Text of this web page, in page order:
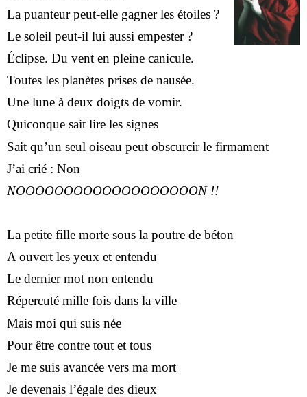
La puanteur peut-elle gagner les étoiles ?
Le soleil peut-il lui aussi empester ?
Éclipse. Du vent en pleine canicule.
Toutes les planètes prises de nausée.
Une lune à deux doigts de vomir.
Quiconque sait lire les signes
Sait qu’un seul oiseau peut obscurcir le firmament
J’ai crié : Non
NOOOOOOOOOOOOOOOOOOON !!
La petite fille morte sous la poutre de béton
A ouvert les yeux et entendu
Le dernier mot non entendu
Répercuté mille fois dans la ville
Mais moi qui suis née
Pour être contre tout et tous
Je me suis avancée vers ma mort
Je devenais l’égale des dieux